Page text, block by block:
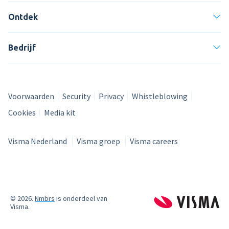
Product tour
Mobiele app
Integraties
Ontdek
Bedrijf
Voorwaarden Security Privacy
Whistleblowing
Cookies
Media kit
Visma Nederland Visma groep Visma careers
© 2026. Nmbrs is onderdeel van
Visma.